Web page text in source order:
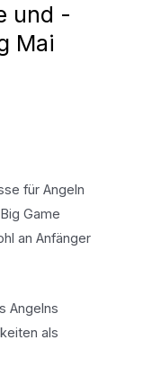
und -
Mai
für Angeln
Game
an Anfänger
Angelns
als